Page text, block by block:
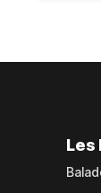
Les